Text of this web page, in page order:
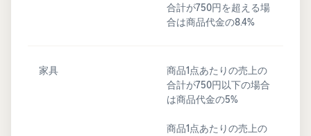
合計が750円を超える場
合は商品代金の8.4%
家具
商品1点あたりの売上の
合計が750円以下の場合
は商品代金の5%
商品1点あたりの売上の